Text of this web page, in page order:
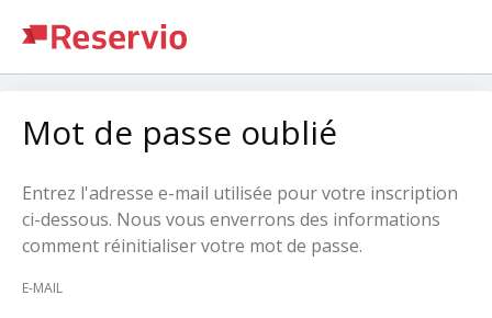
Mot de passe oublié
Entrez l'adresse e-mail utilisée pour votre inscription
ci-dessous. Nous vous enverrons des informations
comment réinitialiser votre mot de passe.
E-MAIL